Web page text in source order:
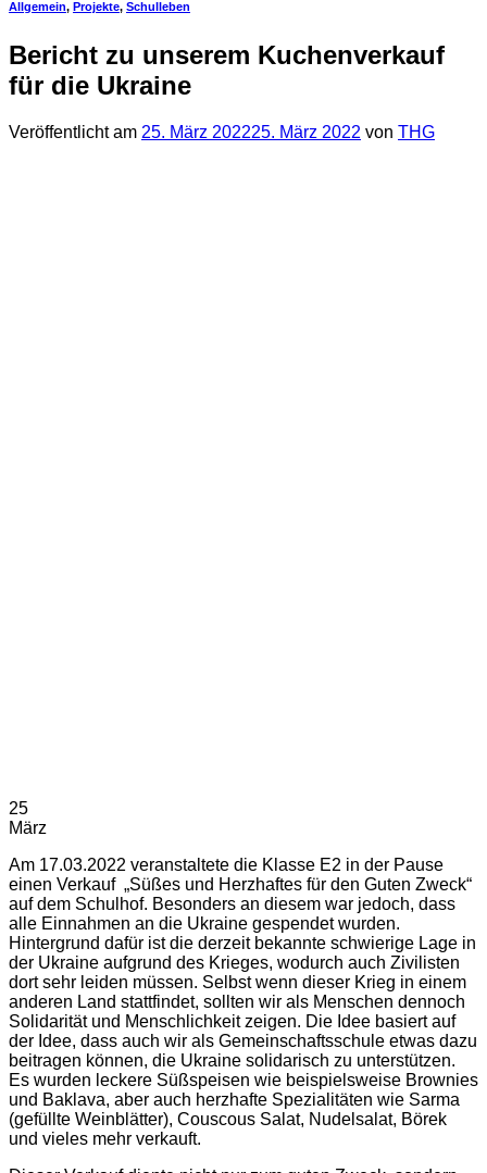
Allgemein, Projekte, Schulleben
Bericht zu unserem Kuchenverkauf
für die Ukraine
Veröffentlicht am 25. März 202225. März 2022 von THG
25
März
Am 17.03.2022 veranstaltete die Klasse E2 in der Pause
einen Verkauf „Süßes und Herzhaftes für den Guten Zweck“
auf dem Schulhof. Besonders an diesem war jedoch, dass
alle Einnahmen an die Ukraine gespendet wurden.
Hintergrund dafür ist die derzeit bekannte schwierige Lage in
der Ukraine aufgrund des Krieges, wodurch auch Zivilisten
dort sehr leiden müssen. Selbst wenn dieser Krieg in einem
anderen Land stattfindet, sollten wir als Menschen dennoch
Solidarität und Menschlichkeit zeigen. Die Idee basiert auf
der Idee, dass auch wir als Gemeinschaftsschule etwas dazu
beitragen können, die Ukraine solidarisch zu unterstützen.
Es wurden leckere Süßspeisen wie beispielsweise Brownies
und Baklava, aber auch herzhafte Spezialitäten wie Sarma
(gefüllte Weinblätter), Couscous Salat, Nudelsalat, Börek
und vieles mehr verkauft.